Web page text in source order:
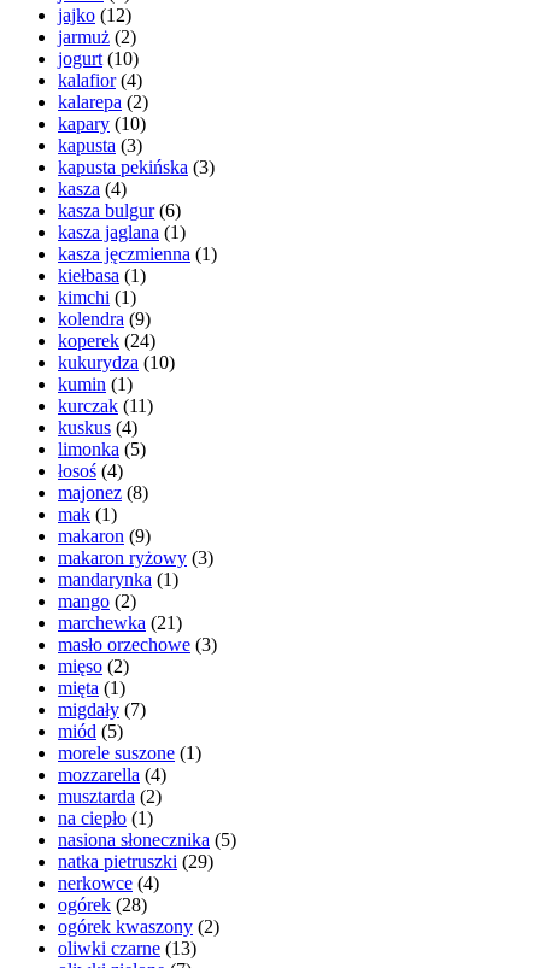
jajko (12)
jarmuż (2)
jogurt (10)
kalafior(4)
kalarepa (2)
kapary (10)
kapusta (3)
kapusta pekińska (3)
kasza (4)
kasza bulgur(6)
kasza jaglana (1)
kasza jęczmienna (1)
kiełbasa (1)
kimchi (1)
kolendra (9)
koperek (24)
kukurydza (10)
kumin (1)
kurczak (11)
kuskus (4)
limonka (5)
łosoś (4)
majonez (8)
mak (1)
makaron (9)
makaron ryżowy (3)
mandarynka (1)
mango (2)
marchewka (21)
masło orzechowe (3)
mięso (2)
mięta (1)
migdały (7)
miód (5)
morele suszone (1)
mozzarella (4)
musztarda (2)
na ciepło (1)
nasiona słonecznika (5)
natka pietruszki (29)
nerkowce (4)
ogórek (28)
ogórek kwaszony (2)
oliwki czarne (13)